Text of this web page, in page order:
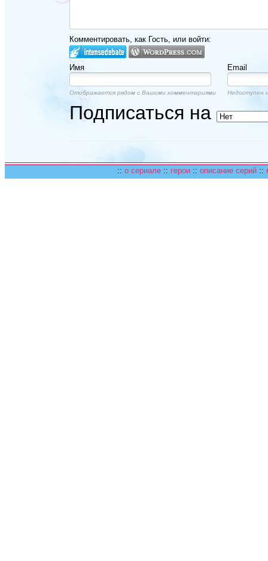
Комментировать, как Гость, или войти:
Имя Email
Отображается рядом с Вашими комментариями Недоступен
Подписаться на
:: о сериале :: герои :: описание серий ::